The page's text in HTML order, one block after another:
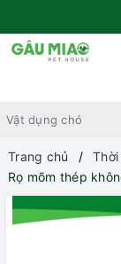
Trang chủ
Rọ mõm thép